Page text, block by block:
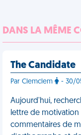
DANS LA MÊME
The Candidate
Par Clemclem - 30/
Aujourd'hui,
lettre de motivation
commentaires de